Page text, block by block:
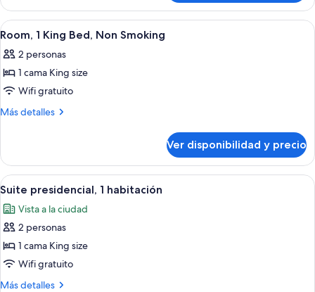
Bedroom
Executive
Suite
Ver
todas
las
fotos
de
Room,
Bed,
Non
Smoking
Habitación de hotel con una cama
3
Room, 1 King Bed, Non Smoking
2 personas
1 cama King size
Wifi gratuito
Más detalles
Más
1
King
Bed,
Smoking
Ver disponibilidad y precio
Ver
todas
las
fotos
de
Suite
presidencial,
Habitación de hotel moderna con
9
Suite presidencial, 1 habitación
Vista a la ciudad
2 personas
1 cama King size
Wifi gratuito
Más detalles
Más